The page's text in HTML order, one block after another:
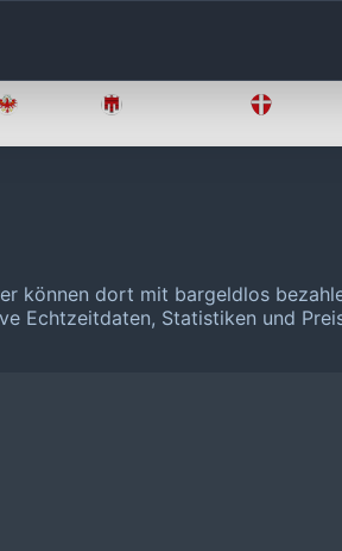
können dort mit bargeldlos
Echtzeitdaten, Statistiken und